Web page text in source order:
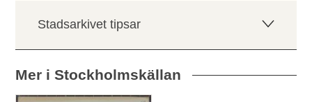
Stadsarkivet tipsar
Mer i Stockholmskällan